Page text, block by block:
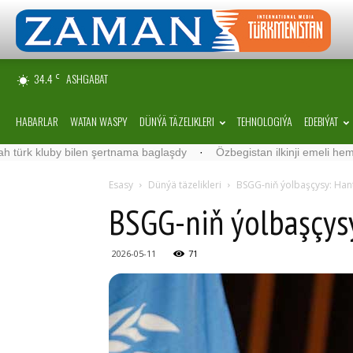
34.4 C ASHGABAT
HABARLAR WATAN WASPY DÜNÝÄ TÄZELIKLERI TEHNOLOGIÝA EDEBIÝAT
bilen şertnama baglaşdy · Özbegistan ilkinji emeli hemrasyny
Esasy Dünýä täzelikleri BSGG-niň ýolbaşçysy:
BSGG-niň
2026-05-11 71